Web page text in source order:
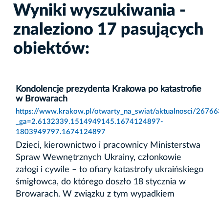
Wyniki wyszukiwania -
znaleziono 17 pasujących
obiektów:
Kondolencje prezydenta Krakowa po katastrofie
w Browarach
https://www.krakow.pl/otwarty_na_swiat/aktualnosci/
_ga=2.6132339.1514949145.1674124897-
1803949797.1674124897
Dzieci, kierownictwo i pracownicy Ministerstwa
Spraw Wewnętrznych Ukrainy, członkowie
załogi i cywile – to ofiary katastrofy ukraińskiego
śmigłowca, do którego doszło 18 stycznia w
Browarach. W związku z tym wypadkiem